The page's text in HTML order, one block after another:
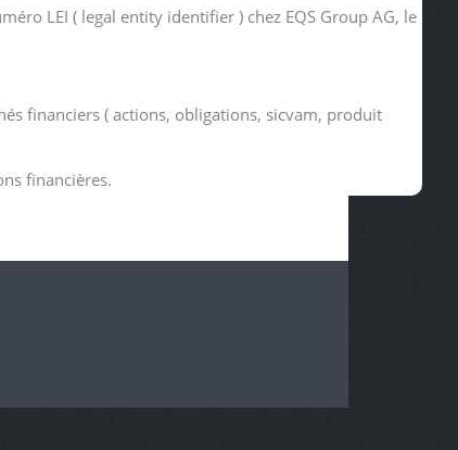
LEI ( legal entity identifier ) chez EQS Group AG, le
financiers ( actions, obligations, sicvam, produit
financières.